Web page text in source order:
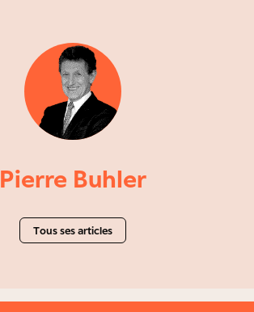
Pierre Buhler
Tous ses articles